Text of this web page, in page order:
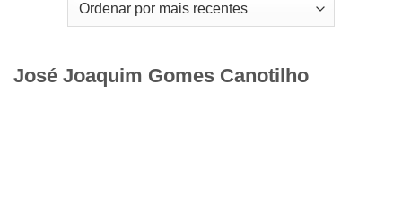
José Joaquim Gomes Canotilho